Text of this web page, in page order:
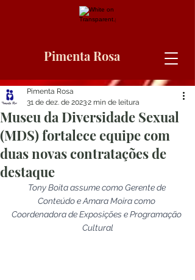
Pimenta Rosa
Museu da Diversidade Sexual
(MDS) fortalece equipe com
duas novas contratações de
destaque
Pimenta Rosa
31 de dez. de 20232 min de leitura
Tony Boita assume como Gerente de
Conteúdo e Amara Moira como
Coordenadora de Exposições e Programação
Cultural